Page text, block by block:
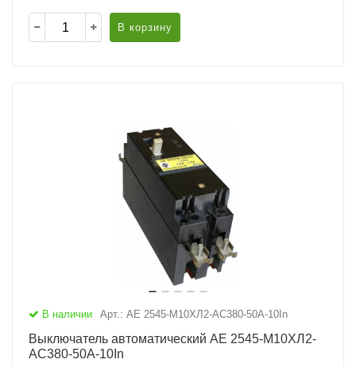
В корзину
В наличии Арт.: АЕ 2545-М10ХЛ2-AC380-50А-10In
Выключатель автоматический АЕ 2545-М10ХЛ2-
AC380-50А-10In